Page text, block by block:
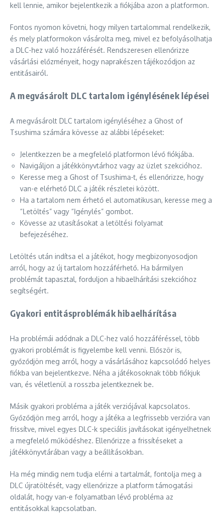
kell lennie, amikor bejelentkezik a fiókjába azon a platformon.
Fontos nyomon követni, hogy milyen tartalommal rendelkezik,
és mely platformokon vásárolta meg, mivel ez befolyásolhatja
a DLC-hez való hozzáférését. Rendszeresen ellenőrizze
vásárlási előzményeit, hogy naprakészen tájékozódjon az
entitásairól.
A megvásárolt DLC tartalom igénylésének lépései
A megvásárolt DLC tartalom igényléséhez a Ghost of
Tsushima számára kövesse az alábbi lépéseket:
Jelentkezzen be a megfelelő platformon lévő fiókjába.
Navigáljon a játékkönyvtárhoz vagy az üzlet szekcióhoz.
Keresse meg a Ghost of Tsushima-t, és ellenőrizze, hogy
van-e elérhető DLC a játék részletei között.
Ha a tartalom nem érhető el automatikusan, keresse meg a
“Letöltés” vagy “Igénylés” gombot.
Kövesse az utasításokat a letöltési folyamat
befejezéséhez.
Letöltés után indítsa el a játékot, hogy megbizonyosodjon
arról, hogy az új tartalom hozzáférhető. Ha bármilyen
problémát tapasztal, forduljon a hibaelhárítási szekcióhoz
segítségért.
Gyakori entitásproblémák hibaelhárítása
Ha problémái adódnak a DLC-hez való hozzáféréssel, több
gyakori problémát is figyelembe kell venni. Először is,
győződjön meg arról, hogy a vásárlásához kapcsolódó helyes
fiókba van bejelentkezve. Néha a játékosoknak több fiókjuk
van, és véletlenül a rosszba jelentkeznek be.
Másik gyakori probléma a játék verziójával kapcsolatos.
Győződjön meg arról, hogy a játéka a legfrissebb verzióra van
frissítve, mivel egyes DLC-k speciális javításokat igényelhetnek
a megfelelő működéshez. Ellenőrizze a frissítéseket a
játékkönyvtárában vagy a beállításokban.
Ha még mindig nem tudja elérni a tartalmát, fontolja meg a
DLC újratöltését, vagy ellenőrizze a platform támogatási
oldalát, hogy van-e folyamatban lévő probléma az
entitásokkal kapcsolatban.